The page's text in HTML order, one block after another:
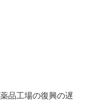
品工場の復興の遅